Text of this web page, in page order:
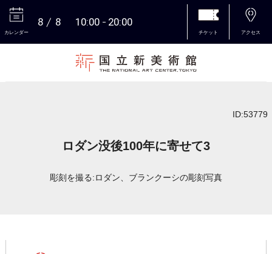
カレンダー
8 8 10:00 20:00
チケット アクセス
ID:53779
ロダン没後100年に寄せて3
彫刻を撮る:ロダン、ブランクーシの彫刻写真